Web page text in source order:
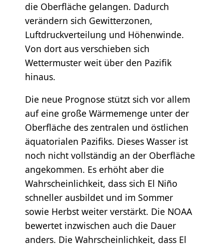
die Oberfläche gelangen. Dadurch
verändern sich Gewitterzonen,
Luftdruckverteilung und Höhenwinde.
Von dort aus verschieben sich
Wettermuster weit über den Pazifik
hinaus.
Die neue Prognose stützt sich vor allem
auf eine große Wärmemenge unter der
Oberfläche des zentralen und östlichen
äquatorialen Pazifiks. Dieses Wasser ist
noch nicht vollständig an der Oberfläche
angekommen. Es erhöht aber die
Wahrscheinlichkeit, dass sich El Niño
schneller ausbildet und im Sommer
sowie Herbst weiter verstärkt. Die NOAA
bewertet inzwischen auch die Dauer
anders. Die Wahrscheinlichkeit, dass El